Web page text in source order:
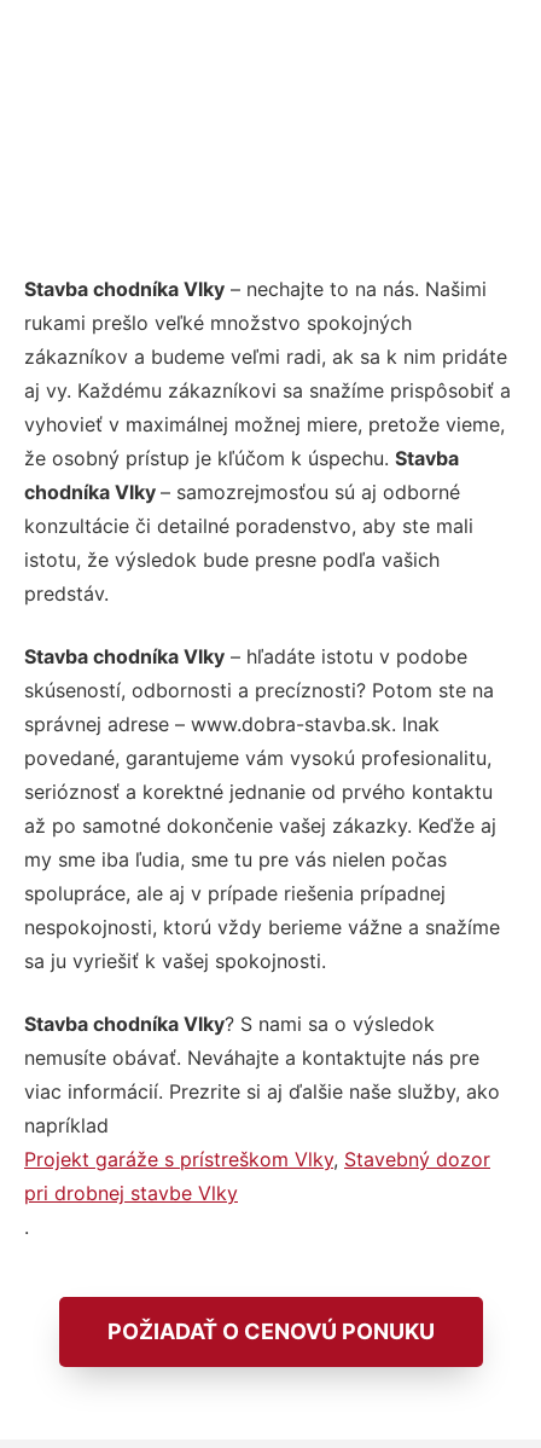
Stavba chodníka Vlky – nechajte to na nás. Našimi
rukami prešlo veľké množstvo spokojných
zákazníkov a budeme veľmi radi, ak sa k nim pridáte
aj vy. Každému zákazníkovi sa snažíme prispôsobiť a
vyhovieť v maximálnej možnej miere, pretože vieme,
že osobný prístup je kľúčom k úspechu. Stavba
chodníka Vlky – samozrejmosťou sú aj odborné
konzultácie či detailné poradenstvo, aby ste mali
istotu, že výsledok bude presne podľa vašich
predstáv.
Stavba chodníka Vlky – hľadáte istotu v podobe
skúseností, odbornosti a precíznosti? Potom ste na
správnej adrese – www.dobra-stavba.sk. Inak
povedané, garantujeme vám vysokú profesionalitu,
serióznosť a korektné jednanie od prvého kontaktu
až po samotné dokončenie vašej zákazky. Keďže aj
my sme iba ľudia, sme tu pre vás nielen počas
spolupráce, ale aj v prípade riešenia prípadnej
nespokojnosti, ktorú vždy berieme vážne a snažíme
sa ju vyriešiť k vašej spokojnosti.
Stavba chodníka Vlky? S nami sa o výsledok
nemusíte obávať. Neváhajte a kontaktujte nás pre
viac informácií. Prezrite si aj ďalšie naše služby, ako
napríklad
Projekt garáže s prístreškom Vlky, Stavebný dozor
pri drobnej stavbe Vlky
.
POŽIADAŤ O CENOVÚ PONUKU